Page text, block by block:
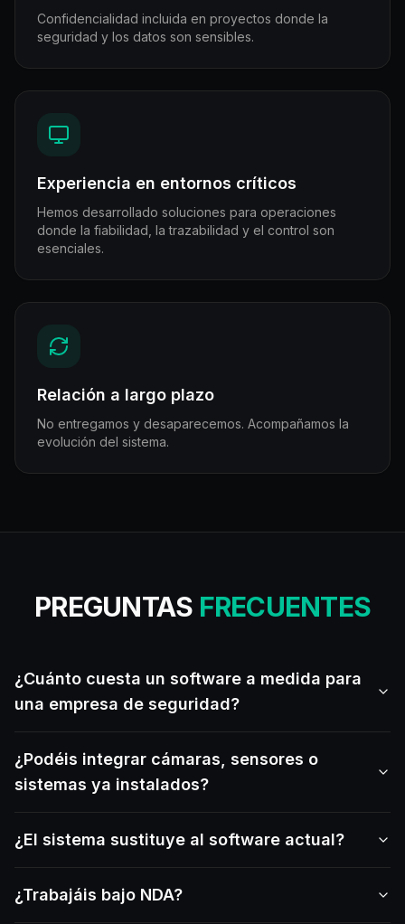
Confidencialidad incluida en proyectos donde la
seguridad y los datos son sensibles.
Experiencia en entornos críticos
Hemos desarrollado soluciones para operaciones
donde la fiabilidad, la trazabilidad y el control son
esenciales.
Relación a largo plazo
No entregamos y desaparecemos. Acompañamos la
evolución del sistema.
PREGUNTAS FRECUENTES
¿Cuánto cuesta un software a medida para
una empresa de seguridad?
¿Podéis integrar cámaras, sensores o
sistemas ya instalados?
¿El sistema sustituye al software actual?
¿Trabajáis bajo NDA?